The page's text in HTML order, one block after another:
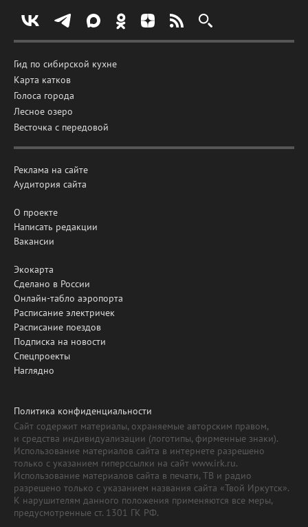
Гид по сибирской кухне
Карта катков
Голоса города
Лесное озеро
Весточка с передовой
Реклама на сайте
Аудитория сайта
О проекте
Написать редакции
Вакансии
Экокарта
Сделано в России
Онлайн-табло аэропорта
Расписание электричек
Расписание поездов
Подписка на новости
Спецпроекты
Наглядно
Политика конфиденциальности
Сайт содержит материалы, охраняемые авторским правом,
и средства индивидуализации (логотипы, фирменные знаки).
Использование материалов сайта в интернете разрешено
только с указанием гиперссылки на сайт www.irk.ru.
Использование материалов сайта в печати, ТВ и радио
разрешено только с указанием названия сайта «Твой Иркутск».
К нарушителям данного положения применяются все меры,
предусмотренные ст. 1301 ГК РФ.